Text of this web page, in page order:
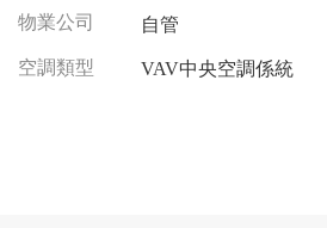
物業公司 自管
空調類型 VAV中央空調係統